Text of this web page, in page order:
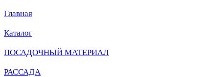
Главная
Каталог
ПОСАДОЧНЫЙ МАТЕРИАЛ
РАССАДА